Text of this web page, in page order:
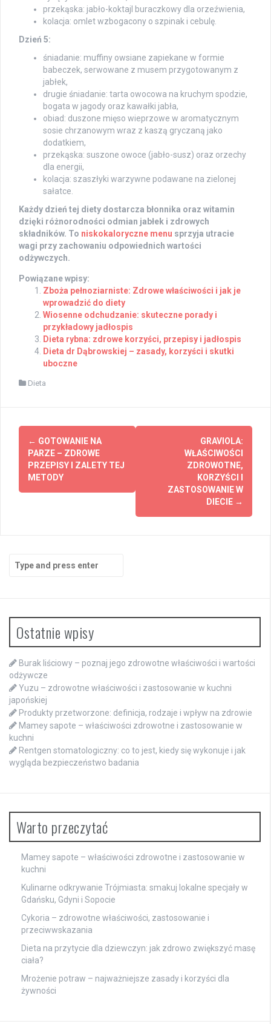
przekąska: jabło-koktajl buraczkowy dla orzeźwienia,
kolacja: omlet wzbogacony o szpinak i cebulę.
Dzień 5:
śniadanie: muffiny owsiane zapiekane w formie
babeczek, serwowane z musem przygotowanym z
jabłek,
drugie śniadanie: tarta owocowa na kruchym spodzie,
bogata w jagody oraz kawałki jabła,
obiad: duszone mięso wieprzowe w aromatycznym
sosie chrzanowym wraz z kaszą gryczaną jako
dodatkiem,
przekąska: suszone owoce (jabło-susz) oraz orzechy
dla energii,
kolacja: szaszłyki warzywne podawane na zielonej
sałatce.
Każdy dzień tej diety dostarcza błonnika oraz witamin
dzięki różnorodności odmian jabłek i zdrowych
składników. To niskokaloryczne menu sprzyja utracie
wagi przy zachowaniu odpowiednich wartości
odżywczych.
Powiązane wpisy:
Zboża pełnoziarniste: Zdrowe właściwości i jak je
wprowadzić do diety
Wiosenne odchudzanie: skuteczne porady i
przykładowy jadłospis
Dieta rybna: zdrowe korzyści, przepisy i jadłospis
Dieta dr Dąbrowskiej – zasady, korzyści i skutki
uboczne
Dieta
Post
navigation
← GOTOWANIE NA
PARZE – ZDROWE
PRZEPISY I ZALETY TEJ
METODY
GRAVIOLA:
WŁAŚCIWOŚCI
ZDROWOTNE,
KORZYŚCI I
ZASTOSOWANIE W
DIECIE →
for:
Ostatnie wpisy
Burak liściowy – poznaj jego zdrowotne właściwości i wartości
odżywcze
Yuzu – zdrowotne właściwości i zastosowanie w kuchni
japońskiej
Produkty przetworzone: definicja, rodzaje i wpływ na zdrowie
Mamey sapote – właściwości zdrowotne i zastosowanie w
kuchni
Rentgen stomatologiczny: co to jest, kiedy się wykonuje i jak
wygląda bezpieczeństwo badania
Warto przeczytać
Mamey sapote – właściwości zdrowotne i zastosowanie w
kuchni
Kulinarne odkrywanie Trójmiasta: smakuj lokalne specjały w
Gdańsku, Gdyni i Sopocie
Cykoria – zdrowotne właściwości, zastosowanie i
przeciwwskazania
Dieta na przytycie dla dziewczyn: jak zdrowo zwiększyć masę
ciała?
Mrożenie potraw – najważniejsze zasady i korzyści dla
żywności